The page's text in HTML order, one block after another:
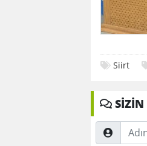
Siirt
SİZİN
Adınız